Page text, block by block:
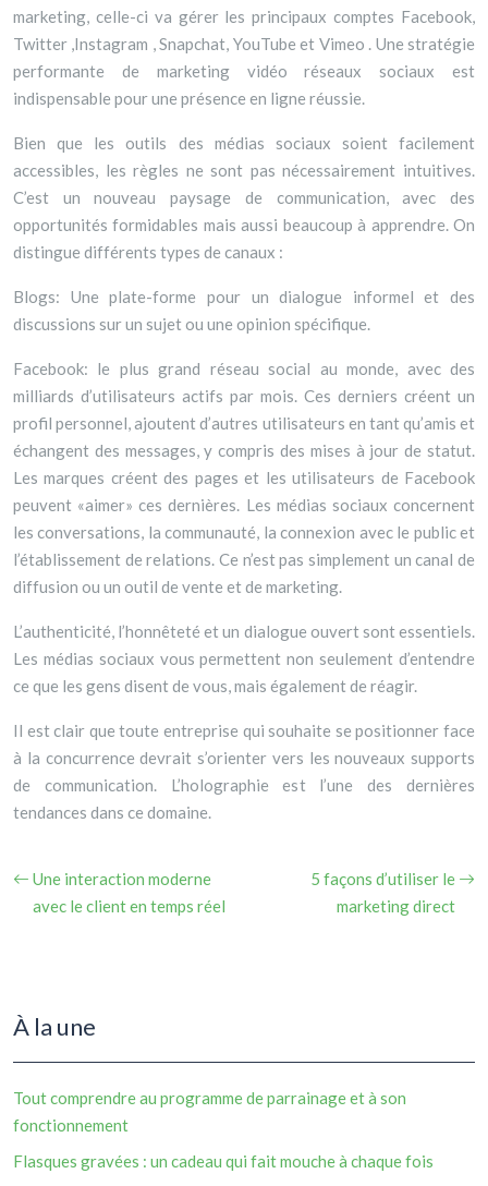
marketing, celle-ci va gérer les principaux comptes Facebook,
Twitter ,Instagram , Snapchat, YouTube et Vimeo . Une stratégie
performante de marketing vidéo réseaux sociaux est
indispensable pour une présence en ligne réussie.
Bien que les outils des médias sociaux soient facilement
accessibles, les règles ne sont pas nécessairement intuitives.
C’est un nouveau paysage de communication, avec des
opportunités formidables mais aussi beaucoup à apprendre. On
distingue différents types de canaux :
Blogs: Une plate-forme pour un dialogue informel et des
discussions sur un sujet ou une opinion spécifique.
Facebook: le plus grand réseau social au monde, avec des
milliards d’utilisateurs actifs par mois. Ces derniers créent un
profil personnel, ajoutent d’autres utilisateurs en tant qu’amis et
échangent des messages, y compris des mises à jour de statut.
Les marques créent des pages et les utilisateurs de Facebook
peuvent «aimer» ces dernières. Les médias sociaux concernent
les conversations, la communauté, la connexion avec le public et
l’établissement de relations. Ce n’est pas simplement un canal de
diffusion ou un outil de vente et de marketing.
L’authenticité, l’honnêteté et un dialogue ouvert sont essentiels.
Les médias sociaux vous permettent non seulement d’entendre
ce que les gens disent de vous, mais également de réagir.
Il est clair que toute entreprise qui souhaite se positionner face
à la concurrence devrait s’orienter vers les nouveaux supports
de communication. L’holographie est l’une des dernières
tendances dans ce domaine.
Une interaction moderne
avec le client en temps réel
5 façons d’utiliser le
marketing direct
À la une
Tout comprendre au programme de parrainage et à son
fonctionnement
Flasques gravées : un cadeau qui fait mouche à chaque fois